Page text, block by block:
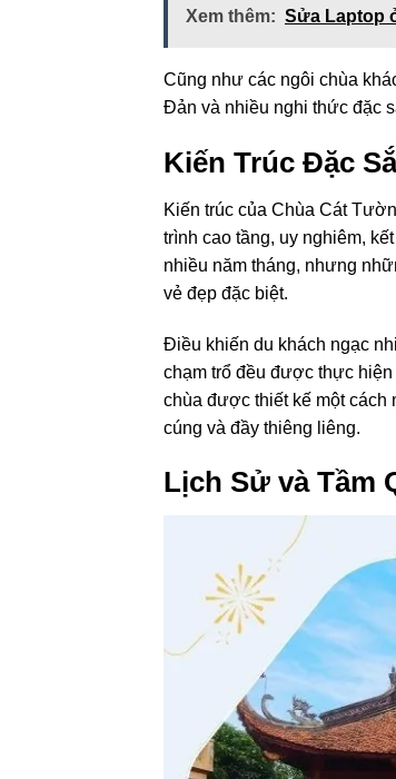
Xem thêm: Sửa Laptop
Cũng như các ngôi chùa
Đản và nhiều nghi thức đặc
Kiến Trúc Đặc
Kiến trúc của Chùa Cát
trình cao tầng, uy nghiêm,
nhiều năm tháng, nhưng
vẻ đẹp đặc biệt.
Điều khiến du khách ngạc
chạm trổ đều được thực
chùa được thiết kế một cách
cúng và đầy thiêng liêng.
Lịch Sử và Tầm